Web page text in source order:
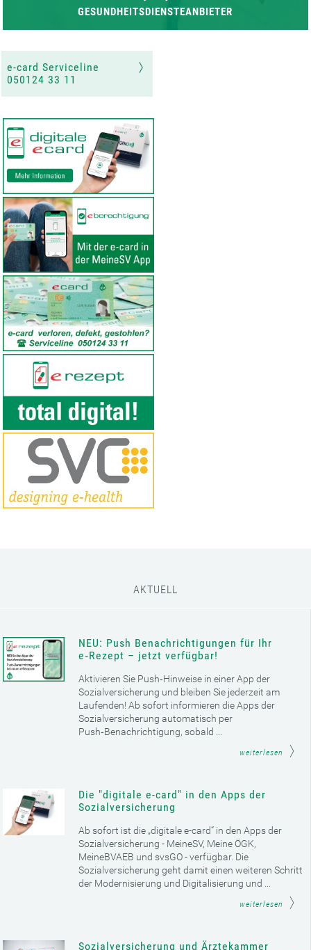
GESUNDHEITSDIENSTEANBIETER
e-card Services
Support
Neu hier?
e-card Serviceline
050124 33 11
AKTUELL
NEU: Push Benachrichtigungen für Ihr
e‑Rezept – jetzt verfügbar!
Aktivieren Sie Push‑Hinweise in einer App der
Sozialversicherung und bleiben Sie jederzeit am
Laufenden! Ab sofort informieren die Apps der
Sozialversicherung automatisch per
Push‑Benachrichtigung, sobald ...
weiterlesen
Die "digitale e-card" in den Apps der
Sozialversicherung
Ab sofort ist die „digitale e-card“ in den Apps der
Sozialversicherung - MeineSV, Meine ÖGK,
MeineBVAEB und svsGO - verfügbar. Die
Sozialversicherung geht damit einen weiteren Schritt
der Modernisierung und Digitalisierung und ...
weiterlesen
Sozialversicherung und Ärztekammer